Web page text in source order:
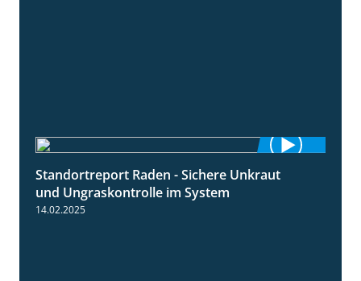
6:44
Standortreport Raden - Sichere Unkraut
und Ungraskontrolle im System
14.02.2025